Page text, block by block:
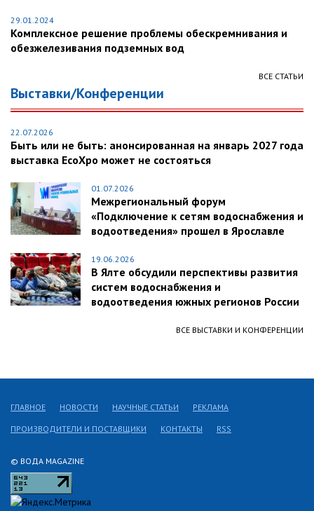
29.01.2024
Комплексное решение проблемы обескремнивания и
обезжелезивания подземных вод
ВСЕ СТАТЬИ
Выставки/Конференции
22.07.2026
Быть или не быть: анонсированная на январь 2027 года
выставка EcoXpo может не состояться
01.07.2026
Межрегиональный форум
«Подключение к сетям водоснабжения и
водоотведения» прошел в Ярославле
19.06.2026
В Ялте обсудили перспективы развития
систем водоснабжения и
водоотведения южных регионов России
ВСЕ ВЫСТАВКИ И КОНФЕРЕНЦИИ
© ВОДА MAGAZINE
ГЛАВНОЕ НОВОСТИ НАУЧНЫЕ СТАТЬИ РЕКЛАМА
ПРОИЗВОДИТЕЛИ И ПОСТАВЩИКИ КОНТАКТЫ RSS